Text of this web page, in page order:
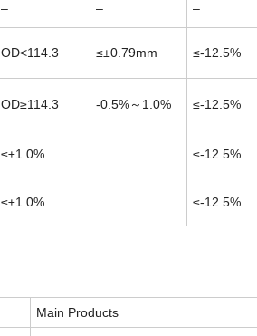
– – –
OD<114.3 ≤±0.79mm ≤-12.5%
OD≥114.3 -0.5%～1.0% ≤-12.5%
≤±1.0% ≤-12.5%
≤±1.0% ≤-12.5%
Main Products